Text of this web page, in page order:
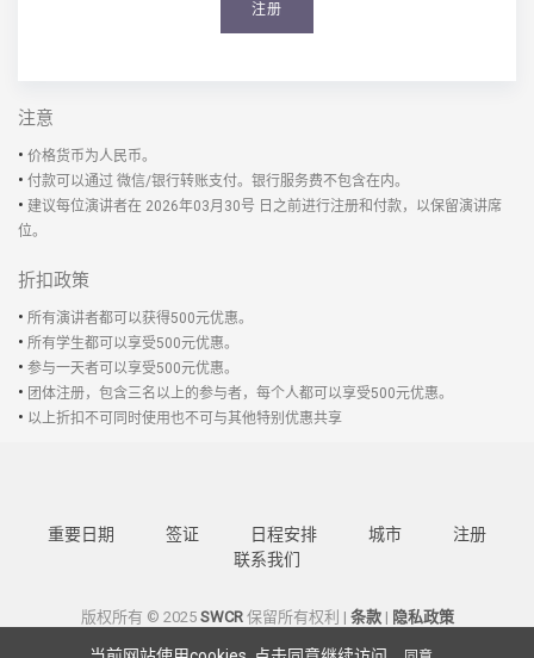
注册
注意
• 价格货币为人民币。
• 付款可以通过 微信/银行转账支付。银行服务费不包含在内。
• 建议每位演讲者在 2026年03月30号 日之前进行注册和付款，以保留演讲席
位。
折扣政策
• 所有演讲者都可以获得500元优惠。
• 所有学生都可以享受500元优惠。
• 参与一天者可以享受500元优惠。
• 团体注册，包含三名以上的参与者，每个人都可以享受500元优惠。
• 以上折扣不可同时使用也不可与其他特别优惠共享
重要日期 签证 日程安排 城市
注册
联系我们
版权所有 © 2025 SWCR保留所有权利 | 条款| 隐私政策